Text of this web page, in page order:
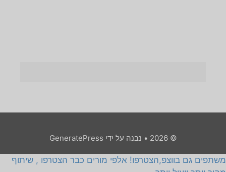
© 2026 • נבנה על ידי GeneratePress
משתפים גם בווצפ,הצטרפו! אלפי מורים כבר הצטרפו , שיתוף